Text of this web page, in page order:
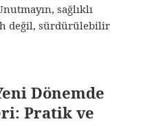
sağlıklı
değil, sürdürülebilir
Dönemde
Pratik ve